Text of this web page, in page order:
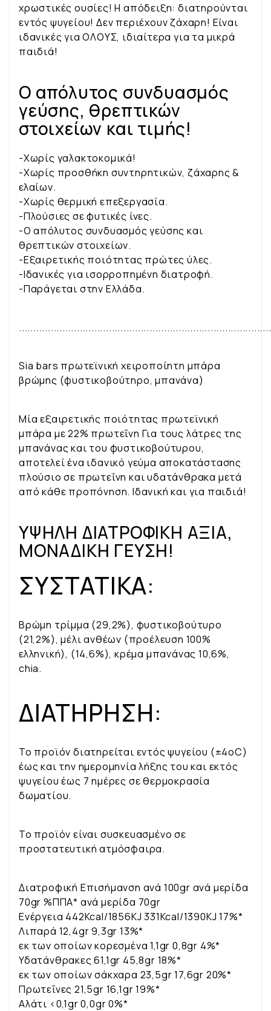
χρωστικές ουσίες! Η απόδειξη: διατηρούνται
εντός ψυγείου! Δεν περιέχουν ζάχαρη! Είναι
ιδανικές για ΟΛΟΥΣ, ιδιαίτερα για τα μικρά
παιδιά!
Ο απόλυτος συνδυασμός
γεύσης, θρεπτικών
στοιχείων και τιμής!
-Χωρίς γαλακτοκομικά!
-Χωρίς προσθήκη συντηρητικών, ζάχαρης &
ελαίων.
-Χωρίς θερμική επεξεργασία.
-Πλούσιες σε φυτικές ίνες.
-Ο απόλυτος συνδυασμός γεύσης και
θρεπτικών στοιχείων.
-Εξαιρετικής ποιότητας πρώτες ύλες.
-Ιδανικές για ισορροπημένη διατροφή.
-Παράγεται στην Ελλάδα.
Sia bars πρωτεϊνική χειροποίητη μπάρα
βρώμης (φυστικοβούτηρο, μπανάνα)
Μία εξαιρετικής ποιότητας πρωτεϊνική
μπάρα με 22% πρωτεΐνη Για τους λάτρες της
μπανάνας και του φυστικοβούτυρου,
αποτελεί ένα ιδανικό γεύμα αποκατάστασης
πλούσιο σε πρωτεΐνη και υδατάνθρακα μετά
από κάθε προπόνηση. Ιδανική και για παιδιά!
ΥΨΗΛΗ ΔΙΑΤΡΟΦΙΚΗ ΑΞΙΑ,
ΜΟΝΑΔΙΚΗ ΓΕΥΣΗ!
ΣΥΣΤΑΤΙΚΑ:
Βρώμη τρίμμα (29,2%), φυστικοβούτυρο
(21,2%), μέλι ανθέων (προέλευση 100%
ελληνική), (14,6%), κρέμα μπανάνας 10,6%,
chia.
ΔΙΑΤΗΡΗΣΗ:
Το προϊόν διατηρείται εντός ψυγείου (±4οC)
έως και την ημερομηνία λήξης του και εκτός
ψυγείου έως 7 ημέρες σε θερμοκρασία
δωματίου.
Το προϊόν είναι συσκευασμένο σε
προστατευτική ατμόσφαιρα.
Διατροφική Επισήμανση ανά 100gr ανά μερίδα
70gr %ΠΠΑ* ανά μερίδα 70gr
Ενέργεια 442Kcal/1856KJ 331Kcal/1390KJ 17%*
Λιπαρά 12,4gr 9,3gr 13%*
εκ των οποίων κορεσμένα 1,1gr 0,8gr 4%*
Υδατάνθρακες 61,1gr 45,8gr 18%*
εκ των οποίων σάκχαρα 23,5gr 17,6gr 20%*
Πρωτεΐνες 21,5gr 16,1gr 19%*
Αλάτι <0,1gr 0,0gr 0%*